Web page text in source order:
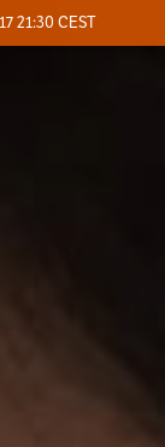
21:30 CEST